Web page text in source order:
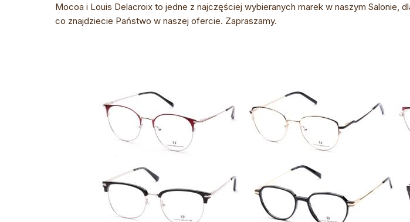
Mocoa i Louis Delacroix to jedne z najczęściej wybieranych marek w naszym
co znajdziecie Państwo w naszej ofercie. Zapraszamy.